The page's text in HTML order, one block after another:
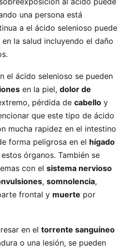
una persona está
a el ácido selenioso puede
la salud incluyendo el daño
el ácido selenioso se pueden
en la piel, dolor de
pérdida de cabello y
que este tipo de ácido
mucha rapidez en el intestino
forma peligrosa en el hígado
órganos. También se
con el sistema nervioso
, somnolencia,
frontal y muerte por
en el torrente sanguíneo
o una lesión, se pueden